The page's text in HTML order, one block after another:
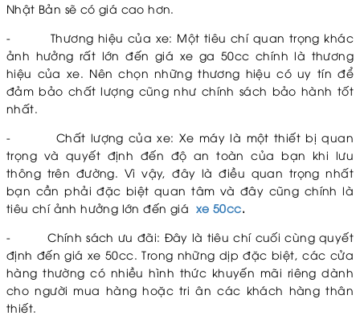
Nhật Bản sẽ có giá cao hơn.
-
Thương hiệu của xe: Một tiêu chí quan trọng khác
ảnh hưởng rất lớn đến giá xe ga 50cc chính là thương
hiệu của xe. Nên chọn những thương hiệu có uy tín để
đảm bảo chất lượng cũng như chính sách bảo hành tốt
nhất.
-
Chất lượng của xe: Xe máy là một thiết bị quan
trọng và quyết định đến độ an toàn của bạn khi lưu
thông trên đường. Vì vậy, đây là điều quan trọng nhất
bạn cần phải đặc biệt quan tâm và đây cũng chính là
tiêu chí ảnh hưởng lớn đến giá xe 50cc.
-
Chính sách ưu đãi: Đây là tiêu chí cuối cùng quyết
định đến giá xe 50cc. Trong những dịp đặc biệt, các cửa
hàng thường có nhiều hình thức khuyến mãi riêng dành
cho người mua hàng hoặc tri ân các khách hàng thân
thiết.